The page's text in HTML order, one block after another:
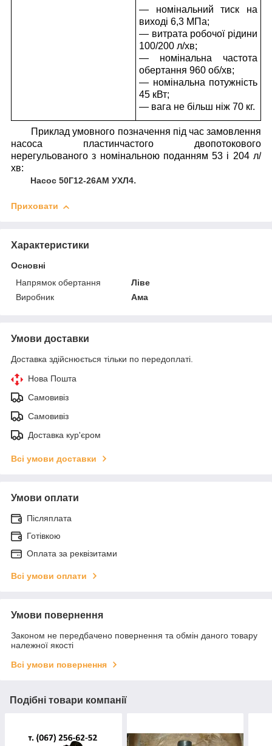
— номінальний тиск на
виході 6,3 МПа;
— витрата робочої рідини
100/200 л/хв;
— номінальна частота
обертання 960 об/хв;
— номінальна потужність
45 кВт;
— вага не більш ніж 70 кг.
Приклад умовного позначення під час замовлення
насоса пластинчастого двопотокового
нерегульованого з номінальною поданням 53 і 204 л/
хв:
Насос 50Г12-26АМ УХЛ4.
Приховати
Характеристики
Основні
Напрямок обертання
Ліве
Виробник
Ама
Умови доставки
Доставка здійснюється тільки по передоплаті.
Нова Пошта
Самовивіз
Самовивіз
Доставка кур'єром
Всі умови доставки
Умови оплати
Післяплата
Готівкою
Оплата за реквізитами
Всі умови оплати
Умови повернення
Законом не передбачено повернення та обмін даного товару
належної якості
Всі умови повернення
Подібні товари компанії